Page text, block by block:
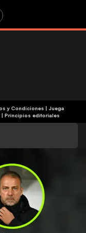
| Principios editoriales